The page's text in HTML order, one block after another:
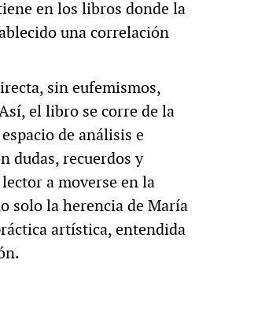
en los libros donde la
una correlación
sin eufemismos,
el libro se corre de la
de análisis e
dudas, recuerdos y
a moverse en la
solo la herencia de María
artística, entendida